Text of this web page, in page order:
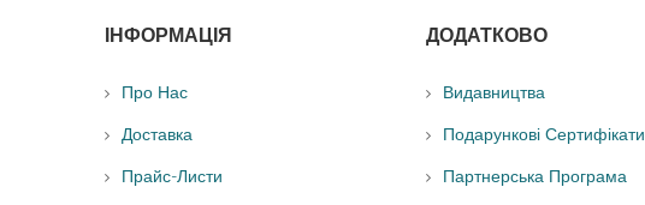
ІНФОРМАЦІЯ
Про Нас
Доставка
Прайс-Листи
ДОДАТКОВО
Видавництва
Подарункові Сертифікати
Партнерська Програма